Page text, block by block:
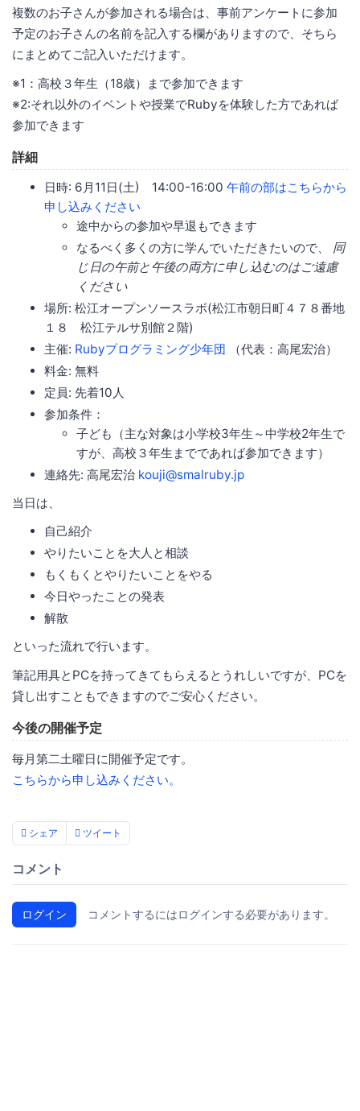
複数のお子さんが参加される場合は、事前アンケートに参加
予定のお子さんの名前を記入する欄がありますので、そちら
にまとめてご記入いただけます。
※1：高校３年生（18歳）まで参加できます
※2:それ以外のイベントや授業でRubyを体験した方であれば
参加できます
詳細
日時: 6月11日(土) 14:00-16:00 午前の部はこちらから
申し込みください
途中からの参加や早退もできます
なるべく多くの方に学んでいただきたいので、 同
じ日の午前と午後の両方に申し込むのはご遠慮
ください
場所: 松江オープンソースラボ(松江市朝日町４７８番地
１８ 松江テルサ別館２階)
主催: Rubyプログラミング少年団 （代表：高尾宏治）
料金: 無料
定員: 先着10人
参加条件：
子ども（主な対象は小学校3年生～中学校2年生で
すが、高校３年生までであれば参加できます）
連絡先: 高尾宏治 kouji@smalruby.jp
当日は、
自己紹介
やりたいことを大人と相談
もくもくとやりたいことをやる
今日やったことの発表
解散
といった流れで行います。
筆記用具とPCを持ってきてもらえるとうれしいですが、PCを
貸し出すこともできますのでご安心ください。
今後の開催予定
毎月第二土曜日に開催予定です。
こちらから申し込みください。
シェア ツイート
コメント
ログイン コメントするにはログインする必要があります。